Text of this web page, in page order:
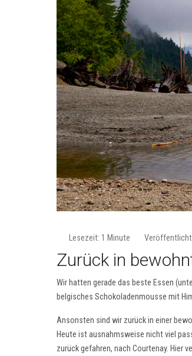
Lesezeit: 1 Minute
Zurück in
Wir hatten gerade das beste Essen
belgisches Schokoladenmousse mit
Ansonsten sind wir zurück in einer
Heute ist ausnahmsweise nicht viel
zurück gefahren, nach Courtenay. Hier